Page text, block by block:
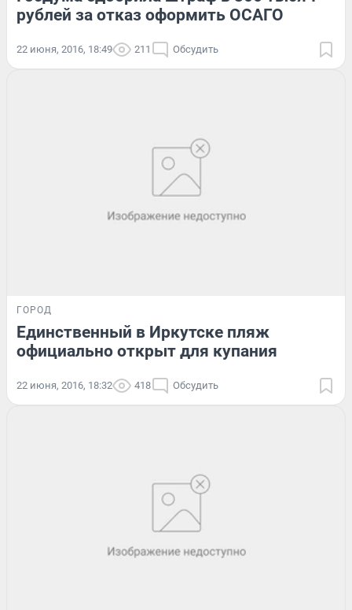
рублей за отказ оформить ОСАГО
22 июня, 2016, 18:49 211 Обсудить
ГОРОД
Единственный в Иркутске пляж
официально открыт для купания
22 июня, 2016, 18:32 418 Обсудить